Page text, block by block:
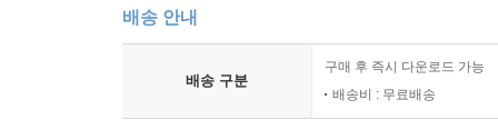
배송 안내
배송 구분
구매 후 즉시 다운로드 가능
배송비 : 무료배송